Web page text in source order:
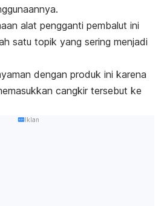
alat pengganti pembalut ini
satu topik yang sering menjadi
dengan produk ini karena
cangkir tersebut ke
Iklan